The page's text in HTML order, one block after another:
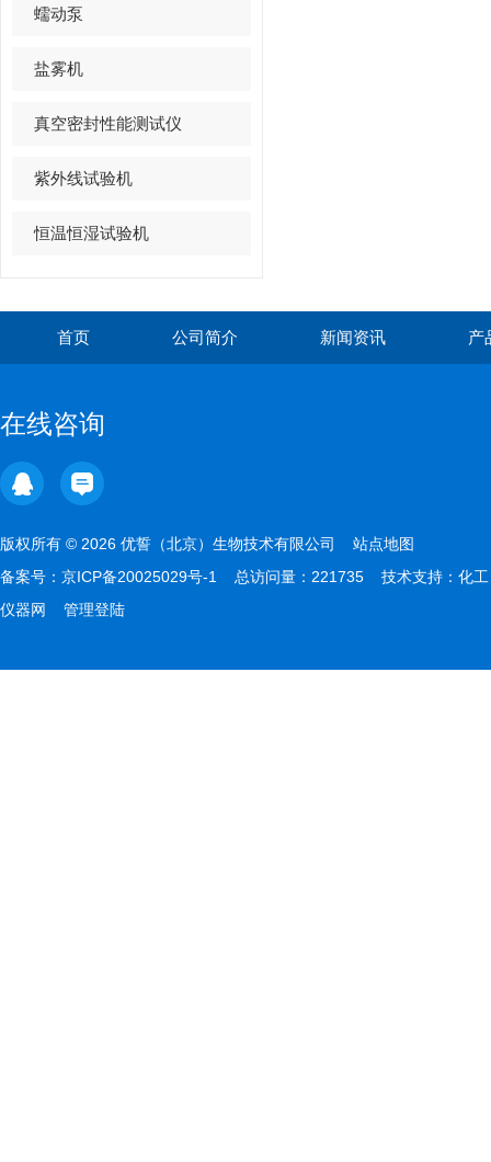
蠕动泵
盐雾机
真空密封性能测试仪
紫外线试验机
恒温恒湿试验机
首页 公司简介 新闻资讯 产
在线咨询
版权所有 © 2026 优誓（北京）生物技术有限公司 站点地图
备案号： 京ICP备20025029号-1 总访问量：221735 技术支持： 化工
仪器网
管理登陆